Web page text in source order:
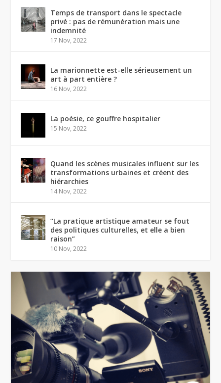
Temps de transport dans le spectacle
privé : pas de rémunération mais une
indemnité
17 Nov, 2022
La marionnette est-elle sérieusement un
art à part entière ?
16 Nov, 2022
La poésie, ce gouffre hospitalier
15 Nov, 2022
Quand les scènes musicales influent sur les
transformations urbaines et créent des
hiérarchies
14 Nov, 2022
“La pratique artistique amateur se fout
des politiques culturelles, et elle a bien
raison”
10 Nov, 2022